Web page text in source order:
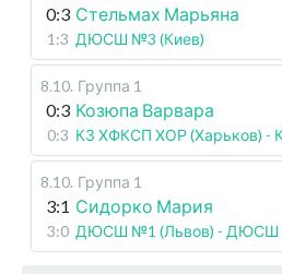
0:3 Стельмах Марьяна
1:3 ДЮСШ №3 (Киев)
8.10. Группа 1
0:3 Козюпа Варвара
0:3 КЗ ХФКСП ХОР (Харьков) -
8.10. Группа 1
3:1 Сидорко Мария
3:0 ДЮСШ №1 (Львов) - ДЮСШ